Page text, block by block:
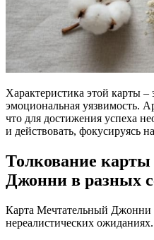
Характеристика этой карты –
эмоциональная уязвимость.
что для достижения успеха
и действовать, фокусируясь
Толкование
Джонни в разных
Карта Мечтательный Джонни
нереалистических ожиданиях.